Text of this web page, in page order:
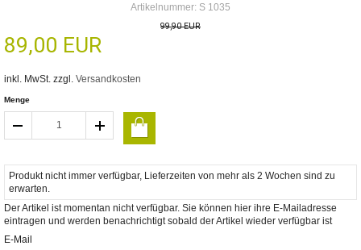
Artikelnummer: S 1035
99,90 EUR
89,00 EUR
inkl. MwSt. zzgl. Versandkosten
Menge
Produkt nicht immer verfügbar, Lieferzeiten von mehr als 2 Wochen sind zu
erwarten.
Der Artikel ist momentan nicht verfügbar. Sie können hier ihre E-Mailadresse
eintragen und werden benachrichtigt sobald der Artikel wieder verfügbar ist
E-Mail